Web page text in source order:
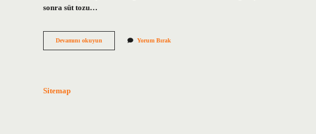
sonra süt tozu…
Devamını okuyun
Olmayan
Yorum Bırak
Sitemap